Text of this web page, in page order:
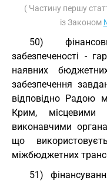
( Частину першу
із Законом
50)
забезпеченості -
наявних
забезпечення
відповідно Радою
Крим, місцевими
виконавчими
що
міжбюджетних
51)